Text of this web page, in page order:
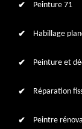
Peinture 71
Habillage
Peinture et
Réparation
Peintre